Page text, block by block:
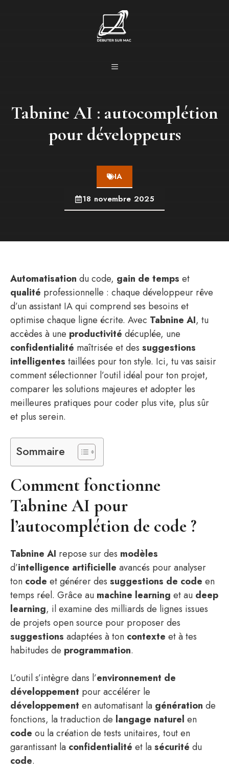
MENU
Tabnine AI : autocomplétion
pour développeurs
IA
18 novembre 2025
Automatisation du code, gain de temps et
qualité professionnelle : chaque développeur rêve
d’un assistant IA qui comprend ses besoins et
optimise chaque ligne écrite. Avec Tabnine AI, tu
accèdes à une productivité décuplée, une
confidentialité maîtrisée et des suggestions
intelligentes taillées pour ton style. Ici, tu vas saisir
comment sélectionner l’outil idéal pour ton projet,
comparer les solutions majeures et adopter les
meilleures pratiques pour coder plus vite, plus sûr
et plus serein.
Sommaire
Comment fonctionne
Tabnine AI pour
l’autocomplétion de code ?
Tabnine AI repose sur des modèles
d’intelligence artificielle avancés pour analyser
ton code et générer des suggestions de code en
temps réel. Grâce au machine learning et au deep
learning, il examine des milliards de lignes issues
de projets open source pour proposer des
suggestions adaptées à ton contexte et à tes
habitudes de programmation.
L’outil s’intègre dans l’environnement de
développement pour accélérer le
développement en automatisant la génération de
fonctions, la traduction de langage naturel en
code ou la création de tests unitaires, tout en
garantissant la confidentialité et lasécurité du
code.